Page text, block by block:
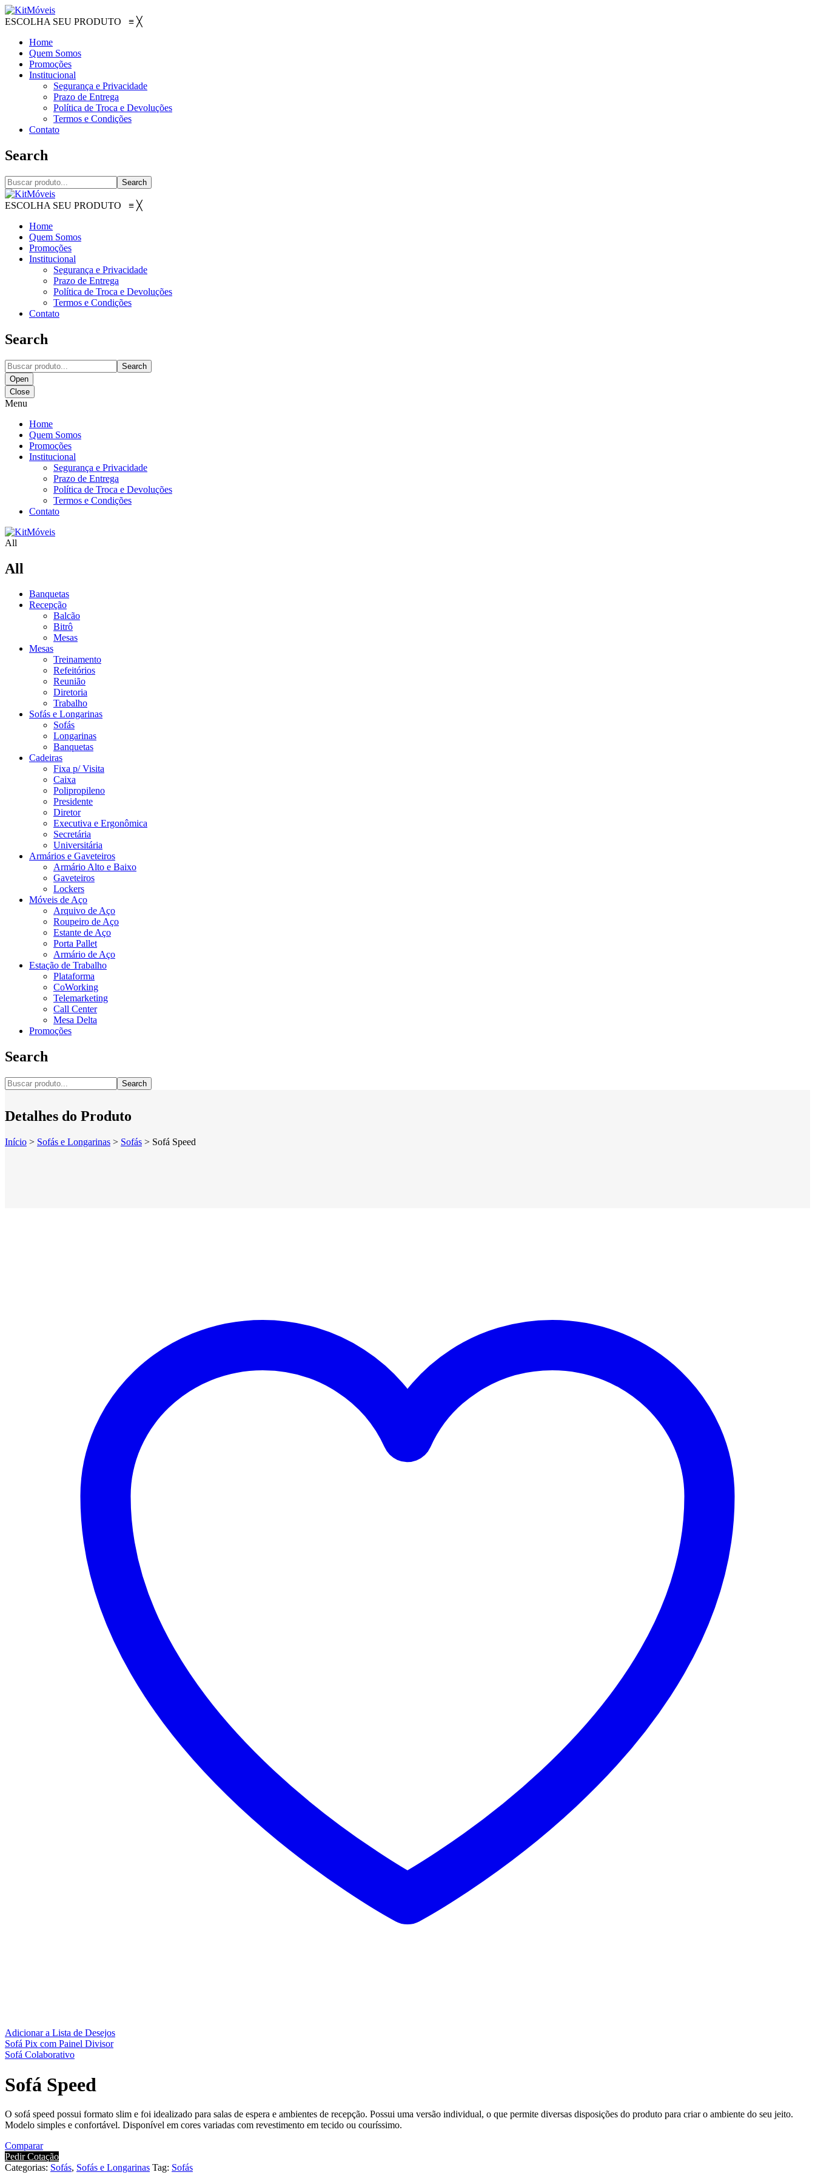
ESCOLHA SEU PRODUTO ≡ ╳
Home
Quem Somos
Promoções
Institucional
Segurança e Privacidade
Prazo de Entrega
Política de Troca e Devoluções
Termos e Condições
Contato
Search
Search
ESCOLHA SEU PRODUTO ≡ ╳
Home
Quem Somos
Promoções
Institucional
Segurança e Privacidade
Prazo de Entrega
Política de Troca e Devoluções
Termos e Condições
Contato
Search
Search
Open
Close
Menu
Home
Quem Somos
Promoções
Institucional
Segurança e Privacidade
Prazo de Entrega
Política de Troca e Devoluções
Termos e Condições
Contato
All
All
Banquetas
Recepção
Balcão
Bitrô
Mesas
Mesas
Treinamento
Refeitórios
Reunião
Diretoria
Trabalho
Sofás e Longarinas
Sofás
Longarinas
Banquetas
Cadeiras
Fixa p/ Visita
Caixa
Polipropileno
Presidente
Diretor
Executiva e Ergonômica
Secretária
Universitária
Armários e Gaveteiros
Armário Alto e Baixo
Gaveteiros
Lockers
Móveis de Aço
Arquivo de Aço
Roupeiro de Aço
Estante de Aço
Porta Pallet
Armário de Aço
Estação de Trabalho
Plataforma
CoWorking
Telemarketing
Call Center
Mesa Delta
Promoções
Search
Search
Detalhes do Produto
Início > Sofás e Longarinas > Sofás > Sofá Speed
Adicionar a Lista de Desejos
Sofá Pix com Painel Divisor
Sofá Colaborativo
Sofá Speed
O sofá speed possui formato slim e foi idealizado para salas de espera e ambientes de recepção. Possui uma versão individual, o que permite diversas disposições do produto para criar o ambiente do seu jeito.
Modelo simples e confortável. Disponível em cores variadas com revestimento em tecido ou couríssimo.
Comparar
Pedir Cotação
Categorias: Sofás, Sofás e Longarinas Tag: Sofás